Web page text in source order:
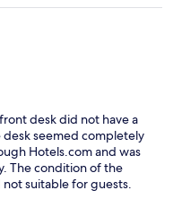
desk did not have a
seemed completely
Hotels.com and was
The condition of the
suitable for guests.